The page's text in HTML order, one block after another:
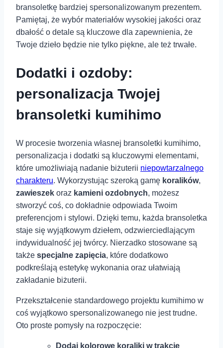
bransoletkę bardziej spersonalizowanym prezentem.
Pamiętaj, że wybór materiałów wysokiej jakości oraz
dbałość o detale są kluczowe dla zapewnienia, że‍
Twoje dzieło⁢ będzie nie tylko piękne, ale też trwałe.
Dodatki i ozdoby:
personalizacja Twojej
bransoletki kumihimo
W procesie tworzenia własnej bransoletki kumihimo,
personalizacja i dodatki są kluczowymi elementami,
które umożliwiają nadanie biżuterii niepowtarzalnego
charakteru. Wykorzystując szeroką gamę koralików,
zawieszek oraz kamieni ozdobnych, możesz
stworzyć coś, co dokładnie odpowiada Twoim
preferencjom i stylowi. Dzięki temu, każda bransoletka
staje się wyjątkowym dziełem, odzwierciedlającym
indywidualność jej twórcy. Nierzadko stosowane są
także specjalne zapięcia, które dodatkowo
podkreślają estetykę wykonania oraz‍ ułatwiają
zakładanie biżuterii.
Przekształcenie standardowego projektu kumihimo w
coś wyjątkowo spersonalizowanego nie jest trudne.
Oto proste pomysły⁤ na rozpoczęcie:
Dodaj kolorowe koraliki w trakcie